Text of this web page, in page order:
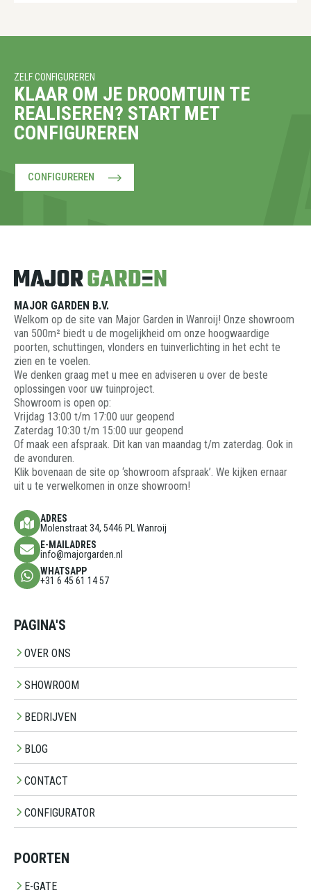
ZELF CONFIGUREREN
KLAAR OM JE DROOMTUIN TE
REALISEREN? START MET
CONFIGUREREN
CONFIGUREREN
MAJOR GARDEN B.V.
Welkom op de site van Major Garden in Wanroij! Onze showroom
van 500m² biedt u de mogelijkheid om onze hoogwaardige
poorten, schuttingen, vlonders en tuinverlichting in het echt te
zien en te voelen.
We denken graag met u mee en adviseren u over de beste
oplossingen voor uw tuinproject.
Showroom is open op:
Vrijdag 13:00 t/m 17:00 uur geopend
Zaterdag 10:30 t/m 15:00 uur geopend
Of maak een afspraak. Dit kan van maandag t/m zaterdag. Ook in
de avonduren.
Klik bovenaan de site op ‘showroom afspraak’. We kijken ernaar
uit u te verwelkomen in onze showroom!
ADRES
Molenstraat 34, 5446 PL Wanroij
E-MAILADRES
info@majorgarden.nl
WHATSAPP
+31 6 45 61 14 57
PAGINA'S
OVER ONS
SHOWROOM
BEDRIJVEN
BLOG
CONTACT
CONFIGURATOR
POORTEN
E-GATE